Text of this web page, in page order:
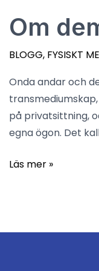
Om
BLOGG, FYSISKT
Onda andar och
på privatsittning,
egna ögon. Det
Läs mer »